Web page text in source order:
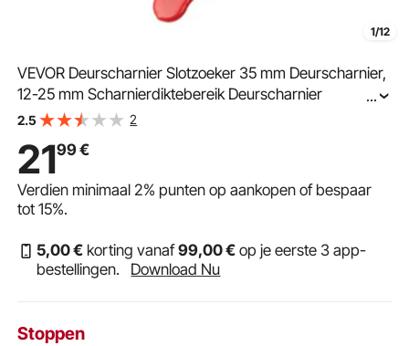
1/12
VEVOR Deurscharnier Slotzoeker 35 mm Deurscharnier,
12-25 mm Scharnierdiktebereik Deurscharnier
Sjabloonmal, 10-15 mm Boordiepte Houtbewerking
...
2.5 2
2199€
Verdien minimaal2% punten op aankopen of bespaar
tot15%.
5,00€ korting vanaf99,00€ op je eerste 3 app-
bestellingen.
Download Nu
Stoppen